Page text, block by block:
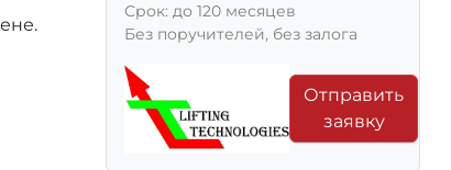
Срок: до 120 месяцев
Без поручителей, без залога
Отправить
заявку